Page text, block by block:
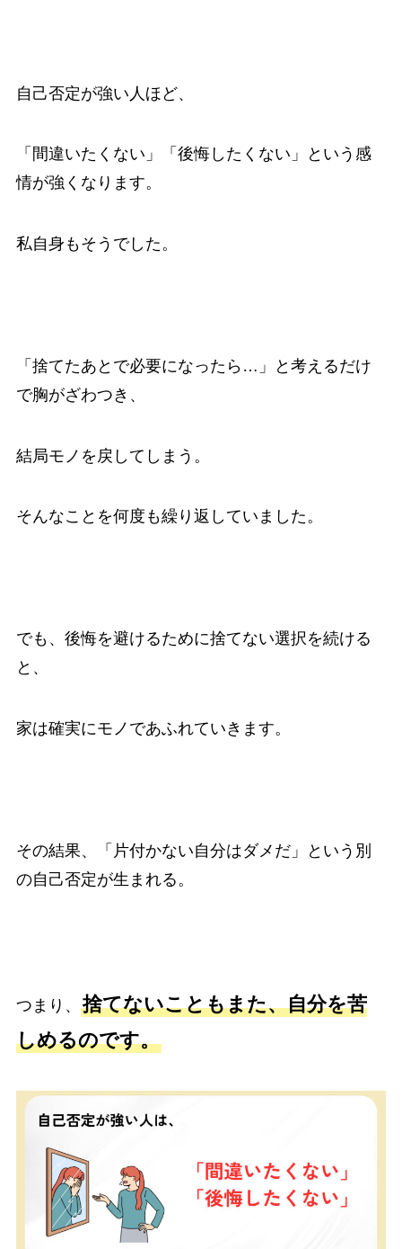
自己否定が強い人ほど、
「間違いたくない」「後悔したくない」という感
情が強くなります。
私自身もそうでした。
「捨てたあとで必要になったら…」と考えるだけ
で胸がざわつき、
結局モノを戻してしまう。
そんなことを何度も繰り返していました。
でも、後悔を避けるために捨てない選択を続ける
と、
家は確実にモノであふれていきます。
その結果、「片付かない自分はダメだ」という別
の自己否定が生まれる。
つまり、 捨てないこともまた、自分を苦
しめるのです。